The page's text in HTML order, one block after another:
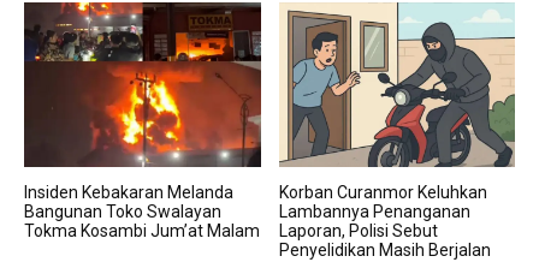
Insiden Kebakaran Melanda
Bangunan Toko Swalayan
Tokma Kosambi Jum’at Malam
Korban Curanmor Keluhkan
Lambannya Penanganan
Laporan, Polisi Sebut
Penyelidikan Masih Berjalan